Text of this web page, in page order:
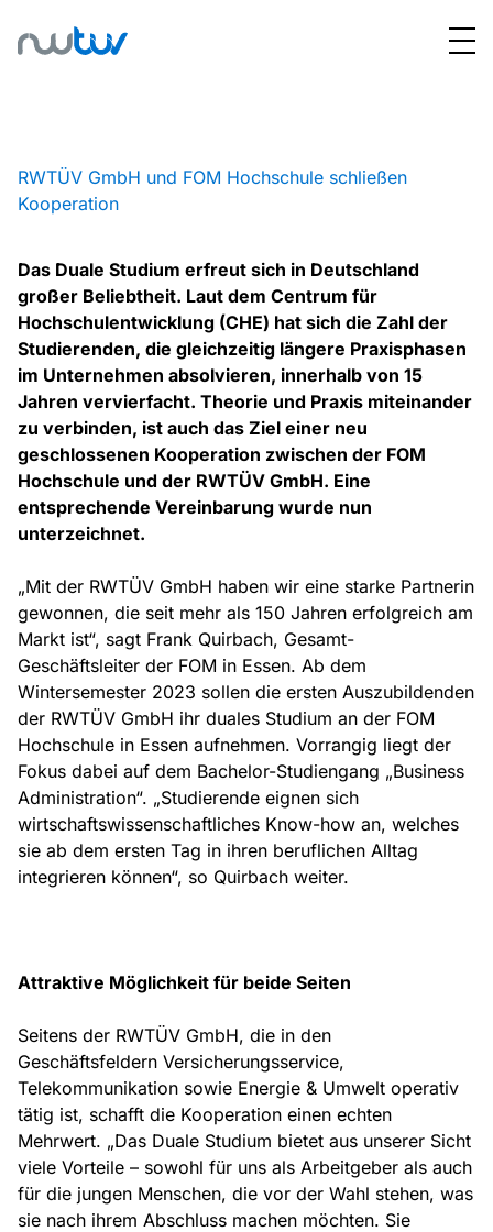
RWTÜV GmbH und FOM Hochschule schließen
Kooperation
Das Duale Studium erfreut sich in Deutschland
großer Beliebtheit. Laut dem Centrum für
Hochschulentwicklung (CHE) hat sich die Zahl der
Studierenden, die gleichzeitig längere Praxisphasen
im Unternehmen absolvieren, innerhalb von 15
Jahren vervierfacht. Theorie und Praxis miteinander
zu verbinden, ist auch das Ziel einer neu
geschlossenen Kooperation zwischen der FOM
Hochschule und der RWTÜV GmbH. Eine
entsprechende Vereinbarung wurde nun
unterzeichnet.
„Mit der RWTÜV GmbH haben wir eine starke Partnerin
gewonnen, die seit mehr als 150 Jahren erfolgreich am
Markt ist“, sagt Frank Quirbach, Gesamt-
Geschäftsleiter der FOM in Essen. Ab dem
Wintersemester 2023 sollen die ersten Auszubildenden
der RWTÜV GmbH ihr duales Studium an der FOM
Hochschule in Essen aufnehmen. Vorrangig liegt der
Fokus dabei auf dem Bachelor-Studiengang „Business
Administration“. „Studierende eignen sich
wirtschaftswissenschaftliches Know-how an, welches
sie ab dem ersten Tag in ihren beruflichen Alltag
integrieren können“, so Quirbach weiter.
Attraktive Möglichkeit für beide Seiten
Seitens der RWTÜV GmbH, die in den
Geschäftsfeldern Versicherungsservice,
Telekommunikation sowie Energie & Umwelt operativ
tätig ist, schafft die Kooperation einen echten
Mehrwert. „Das Duale Studium bietet aus unserer Sicht
viele Vorteile – sowohl für uns als Arbeitgeber als auch
für die jungen Menschen, die vor der Wahl stehen, was
sie nach ihrem Abschluss machen möchten. Sie